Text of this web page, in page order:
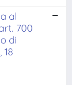
al
700
di